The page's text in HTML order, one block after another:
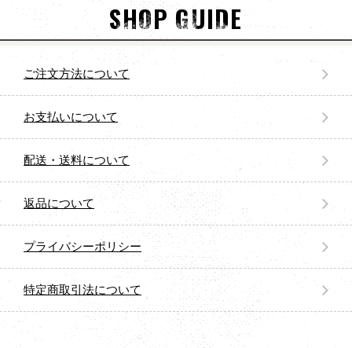
SHOP GUIDE
ご注文方法について
お支払いについて
配送・送料について
返品について
プライバシーポリシー
特定商取引法について